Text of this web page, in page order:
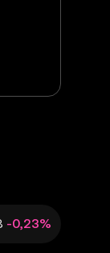
-0,23%